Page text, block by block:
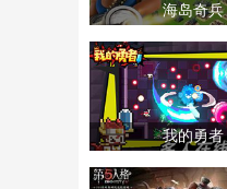
海岛奇兵
我的勇者